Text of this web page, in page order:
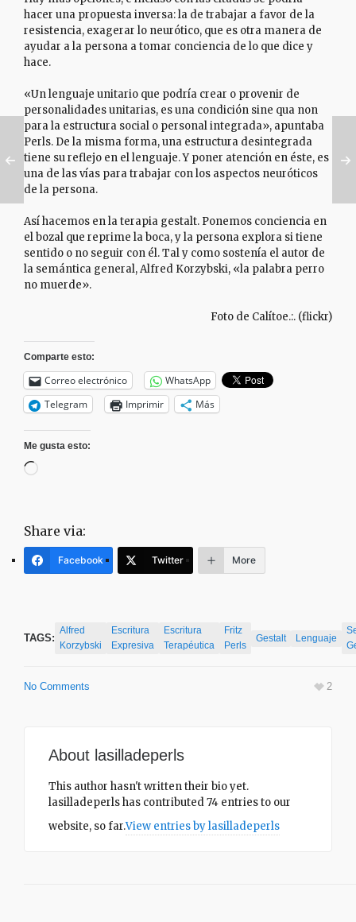
hacer una propuesta inversa: la de trabajar a favor de la
resistencia, exagerar lo neurótico, que es otra manera de
ayudar a la persona a tomar conciencia de lo que dice y
hace.
«Un lenguaje unitario que podría crear o provenir de
personalidades unitarias, es una condición sine qua non
para la estructura social o personal integrada», apuntaba
Perls. De la misma forma, una estructura desintegrada
tiene su reflejo en el lenguaje. Y poner atención en éste, es
una de las vías para trabajar con los aspectos neuróticos
de la persona.
Así hacemos en la terapia gestalt. Ponemos conciencia en
el bozal que reprime la boca, y la persona explora si tiene
sentido o no seguir con él. Tal y como sostenía el autor de
la semántica general, Alfred Korzybski, «la palabra perro
no muerde».
Foto de Calítoe.:. (flickr)
Comparte esto:
Correo electrónico
WhatsApp
Telegram
Imprimir Más
Me gusta esto:
Cargando...
Share via:
Facebook Twitter More
TAGS:
Alfred
Korzybski
Escritura
Expresiva
Escritura
Terapéutica
Fritz
Perls
Gestalt Lenguaje
No Comments 2
About lasilladeperls
This author hasn't written their bio yet.
lasilladeperlshas contributed 74 entries to our
website, so far.View entries bylasilladeperls